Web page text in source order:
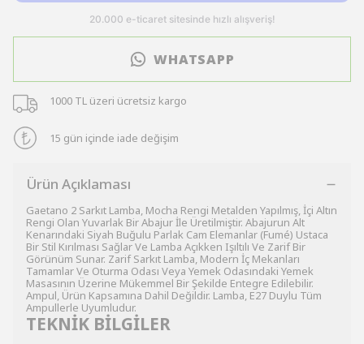
WHATSAPP
1000 TL üzeri ücretsiz kargo
15 gün içinde iade değişim
Ürün Açıklaması
Gaetano 2 Sarkıt Lamba, Mocha Rengi Metalden Yapılmış, İçi Altın
Rengi Olan Yuvarlak Bir Abajur İle Üretilmiştir. Abajurun Alt
Kenarındaki Siyah Buğulu Parlak Cam Elemanlar (Fumé) Ustaca
Bir Stil Kırılması Sağlar Ve Lamba Açıkken Işıltılı Ve Zarif Bir
Görünüm Sunar. Zarif Sarkıt Lamba, Modern İç Mekanları
Tamamlar Ve Oturma Odası Veya Yemek Odasındaki Yemek
Masasının Üzerine Mükemmel Bir Şekilde Entegre Edilebilir.
Ampul, Ürün Kapsamına Dahil Değildir. Lamba, E27 Duylu Tüm
Ampullerle Uyumludur.
TEKNİK BİLGİLER